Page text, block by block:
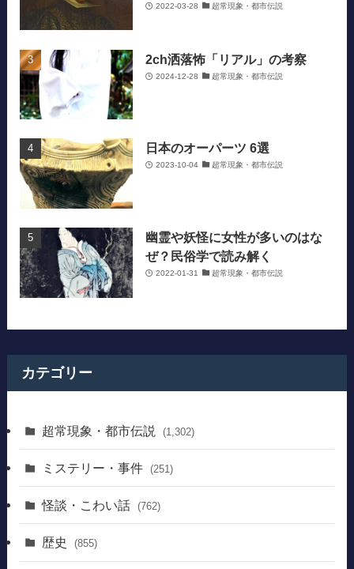
2022-03-28 超常現象・都市伝説
2ch洒落怖「リアル」の考察
2024-12-28 超常現象・都市伝説
日本のオーパーツ 6選
2023-10-04 超常現象・都市伝説
幽霊や妖怪に女性が多いのはな
ぜ？民俗学で読み解く
2022-01-31 超常現象・都市伝説
カテゴリー
超常現象・都市伝説 (1,302)
ミステリー・事件 (251)
怪談・こわい話 (762)
歴史 (855)